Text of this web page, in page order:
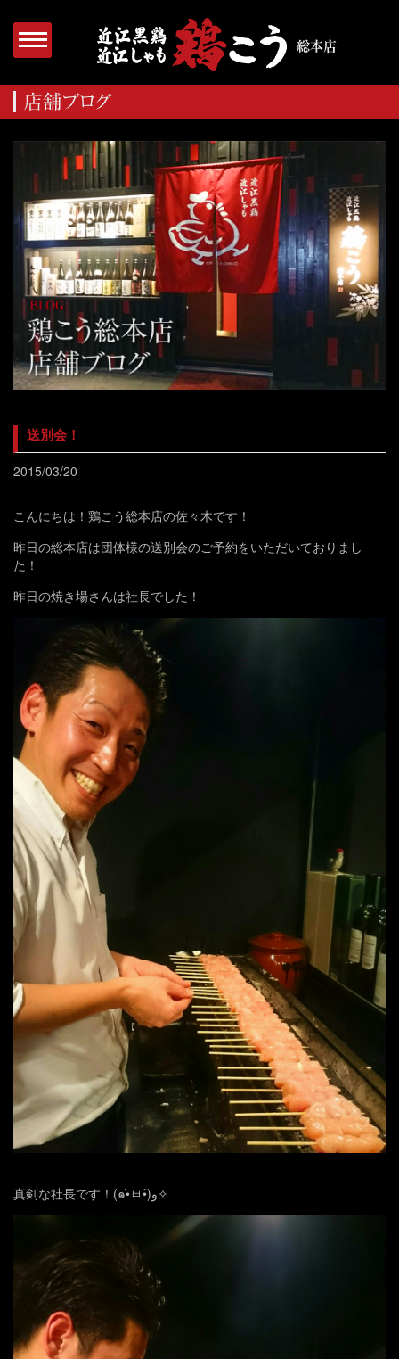
送別会！
2015/03/20
こんにちは！鶏こう総本店の佐々木です！
昨日の総本店は団体様の送別会のご予約をいただいておりまし
た！
昨日の焼き場さんは社長でした！
真剣な社長です！(๑•̀ㅂ•́)و✧